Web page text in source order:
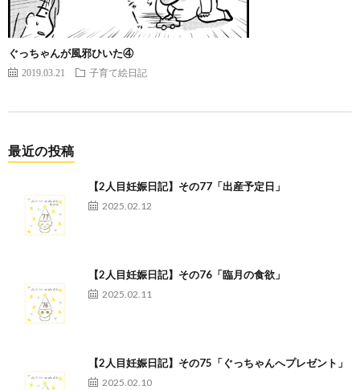
ぐっちゃんが風邪ひいた④
2019.03.21 子育て絵日記
最近の投稿
【2人目妊娠日記】その77「出産予定日」
2025.02.12
【2人目妊娠日記】その76「臨月の食欲」
2025.02.11
【2人目妊娠日記】その75「ぐっちゃんへプレゼント」
2025.02.10